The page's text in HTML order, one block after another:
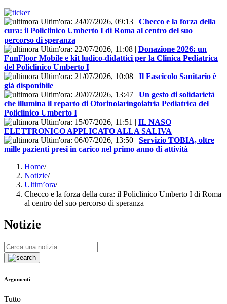
Ultim'ora: 24/07/2026, 09:13 | Checco e la forza della
cura: il Policlinico Umberto I di Roma al centro del suo
percorso di speranza
Ultim'ora: 22/07/2026, 11:08 | Donazione 2026: un
FunFloor Mobile e kit ludico-didattici per la Clinica Pediatrica
del Policlinico Umberto I
Ultim'ora: 21/07/2026, 10:08 | Il Fascicolo Sanitario è
già disponibile
Ultim'ora: 20/07/2026, 13:47 | Un gesto di solidarietà
che illumina il reparto di Otorinolaringoiatria Pediatrica del
Policlinico Umberto I
Ultim'ora: 15/07/2026, 11:51 | IL NASO
ELETTRONICO APPLICATO ALLA SALIVA
Ultim'ora: 06/07/2026, 13:50 | Servizio TOBIA, oltre
mille pazienti presi in carico nel primo anno di attività
Home/
Notizie/
Ultim’ora/
Checco e la forza della cura: il Policlinico Umberto I di Roma
al centro del suo percorso di speranza
Notizie
Argomenti
Tutto